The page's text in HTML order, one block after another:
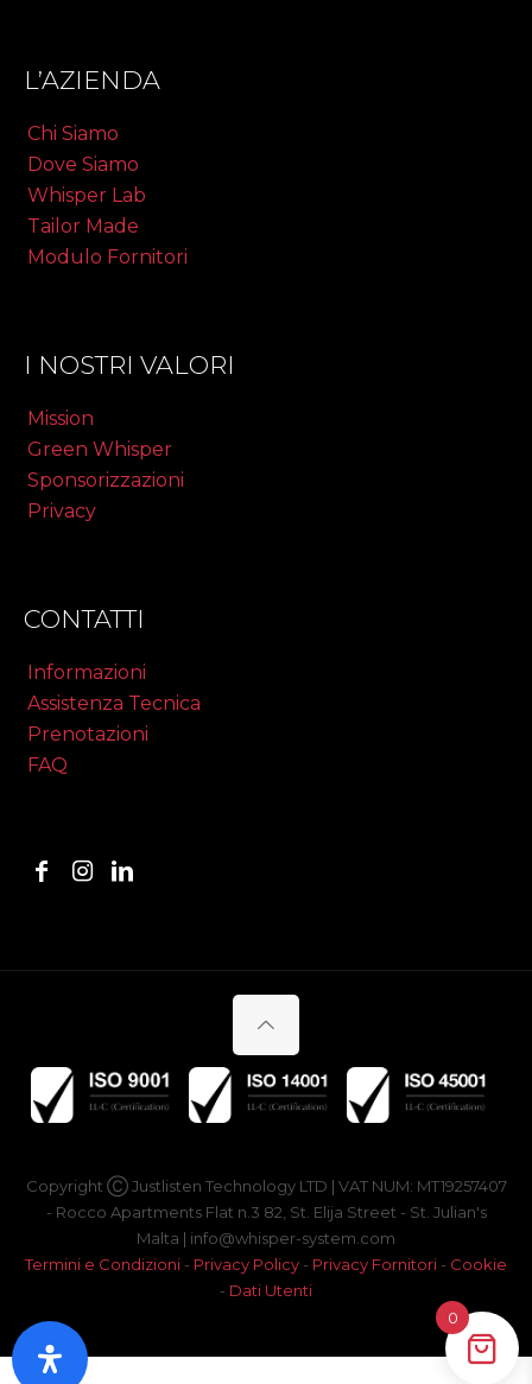
L’AZIENDA
Chi Siamo
Dove Siamo
Whisper Lab
Tailor Made
Modulo Fornitori
I NOSTRI VALORI
Mission
Green Whisper
Sponsorizzazioni
Privacy
CONTATTI
Informazioni
Assistenza Tecnica
Prenotazioni
FAQ
Copyright Ⓒ Justlisten Technology LTD | VAT NUM: MT19257407
- Rocco Apartments Flat n.3 82, St. Elija Street - St. Julian's
Malta | info@whisper-system.com
Termini e Condizioni - Privacy Policy - Privacy Fornitori - Cookie
- Dati Utenti
0